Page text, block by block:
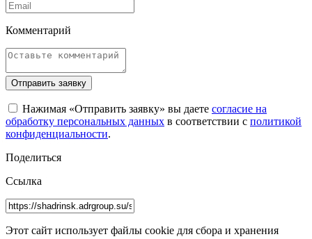
Комментарий
Отправить заявку
Нажимая «Отправить заявку» вы даете согласие на
обработку персональных данных в соответствии с политикой
конфиденциальности.
Поделиться
Ссылка
Этот сайт использует файлы cookie для сбора и хранения